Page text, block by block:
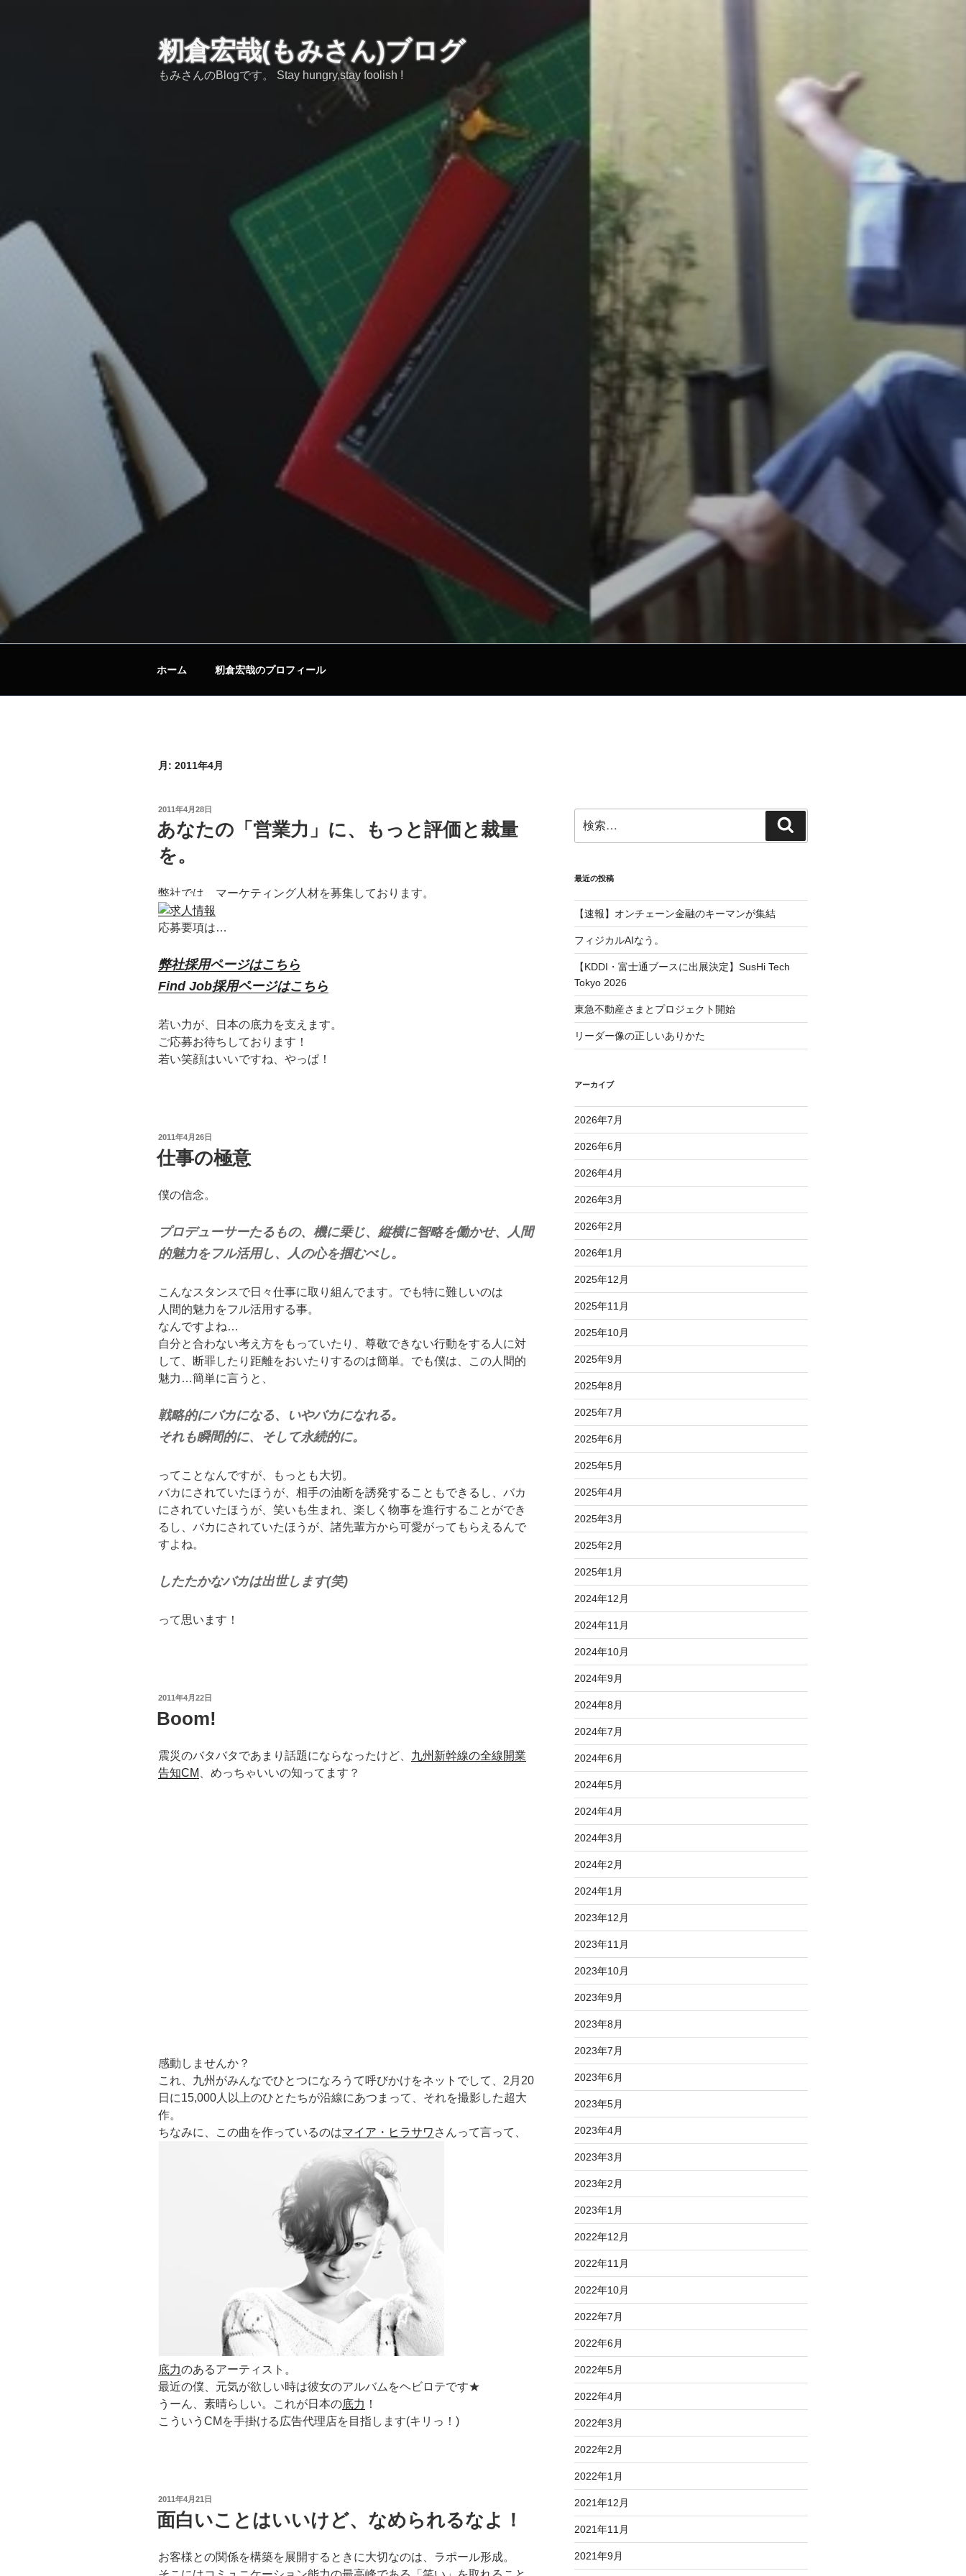
籾倉宏哉(もみさん)ブログ
もみさんのBlogです。 Stay hungry,stay foolish !
ホーム 籾倉宏哉のプロフィール
月: 2011年4月
投
稿
日:
2011年4月28日
あなたの「営業力」に、もっと評価と裁量
を。
弊社では、マーケティング人材を募集しております。
応募要項は…
弊社採用ページはこちら
Find Job採用ページはこちら
若い力が、日本の底力を支えます。
ご応募お待ちしております！
若い笑顔はいいですね、やっぱ！
投
稿
日:
2011年4月26日
仕事の極意
僕の信念。
プロデューサーたるもの、機に乗じ、縦横に智略を働かせ、人間
的魅力をフル活用し、人の心を掴むべし。
こんなスタンスで日々仕事に取り組んでます。でも特に難しいのは
人間的魅力をフル活用する事。
なんですよね…
自分と合わない考え方をもっていたり、尊敬できない行動をする人に対
して、断罪したり距離をおいたりするのは簡単。でも僕は、この人間的
魅力…簡単に言うと、
戦略的にバカになる、いやバカになれる。
それも瞬間的に、そして永続的に。
ってことなんですが、もっとも大切。
バカにされていたほうが、相手の油断を誘発することもできるし、バカ
にされていたほうが、笑いも生まれ、楽しく物事を進行することができ
るし、バカにされていたほうが、諸先輩方から可愛がってもらえるんで
すよね。
したたかなバカは出世します(笑)
って思います！
投
日:
2011年4月22日
Boom!
震災のバタバタであまり話題にならなったけど、 九州新幹線の全線開業
告知CM
、めっちゃいいの知ってます？
感動しませんか？
これ、九州がみんなでひとつになろうて呼びかけをネットでして、2月20
日に15,000人以上のひとたちが沿線にあつまって、それを撮影した超大
作。
ちなみに、この曲を作っているのはマイア・ヒラサワ さんって言って、
底力のあるアーティスト。
最近の僕、元気が欲しい時は彼女のアルバムをヘビロテです★
うーん、素晴らしい。これが日本の底力 ！
こういうCMを手掛ける広告代理店を目指します(キリっ！)
投
稿
日:
2011年4月21日
面白いことはいいけど、なめられるなよ！
お客様との関係を構築を展開するときに大切なのは、ラポール形成。
索:
索
最近の投稿
【速報】オンチェーン金融のキーマンが集結
フィジカルAIなう。
【KDDI・富士通ブースに出展決定】SusHi Tech
Tokyo 2026
東急不動産さまとプロジェクト開始
リーダー像の正しいありかた
アーカイブ
2026年7月
2026年6月
2026年4月
2026年3月
2026年2月
2026年1月
2025年12月
2025年11月
2025年10月
2025年9月
2025年8月
2025年7月
2025年6月
2025年5月
2025年4月
2025年3月
2025年2月
2025年1月
2024年12月
2024年11月
2024年10月
2024年9月
2024年8月
2024年7月
2024年6月
2024年5月
2024年4月
2024年3月
2024年2月
2024年1月
2023年12月
2023年11月
2023年10月
2023年9月
2023年8月
2023年7月
2023年6月
2023年5月
2023年4月
2023年3月
2023年2月
2023年1月
2022年12月
2022年11月
2022年10月
2022年7月
2022年6月
2022年5月
2022年4月
2022年3月
2022年2月
2022年1月
2021年12月
2021年11月
2021年9月